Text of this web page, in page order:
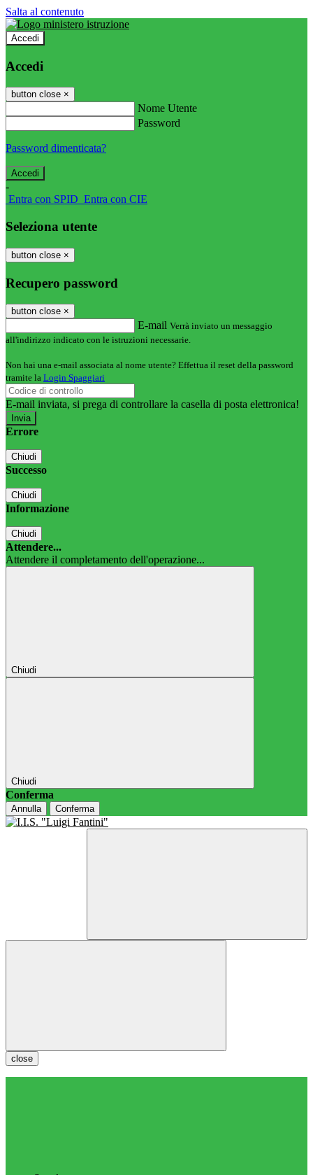
Salta al contenuto
Accedi
Accedi
button close ×
Nome Utente
Password
Password dimenticata?
-
Entra con SPID Entra con CIE
Seleziona utente
button close ×
Recupero password
button close ×
E-mail Verrà inviato un messaggio
all'indirizzo indicato con le istruzioni necessarie.
Non hai una e-mail associata al nome utente? Effettua il reset della password
tramite la Login Spaggiari
E-mail inviata, si prega di controllare la casella di posta elettronica!
Errore
Chiudi
Successo
Chiudi
Informazione
Chiudi
Attendere...
Attendere il completamento dell'operazione...
Chiudi
Chiudi
Conferma
Annulla Conferma
close